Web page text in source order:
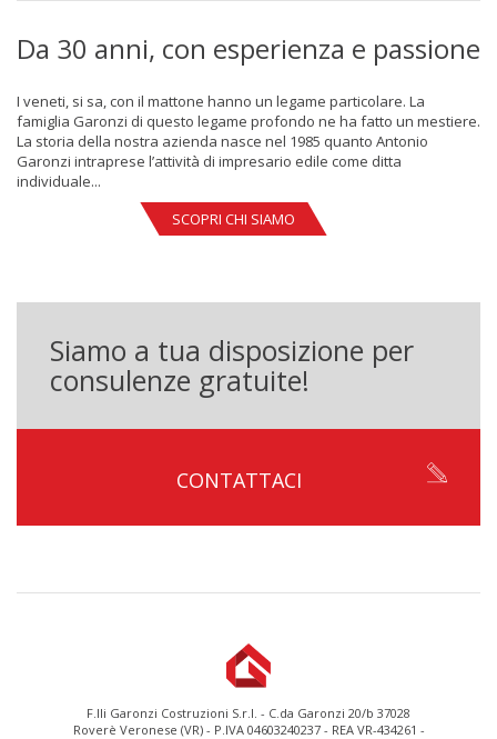
Da 30 anni, con esperienza e passione
I veneti, si sa, con il mattone hanno un legame particolare. La
famiglia Garonzi di questo legame profondo ne ha fatto un mestiere.
La storia della nostra azienda nasce nel 1985 quanto Antonio
Garonzi intraprese l’attività di impresario edile come ditta
individuale...
SCOPRI CHI SIAMO
Siamo a tua disposizione per
consulenze gratuite!
CONTATTACI
F.lli Garonzi Costruzioni S.r.l. - C.da Garonzi 20/b 37028
Roverè Veronese (VR) - P.IVA 04603240237 - REA VR-434261 -